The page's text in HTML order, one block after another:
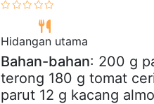
Hidangan utama
Bahan-bahan: 200 g
terong 180 g tomat
parut 12 g kacang